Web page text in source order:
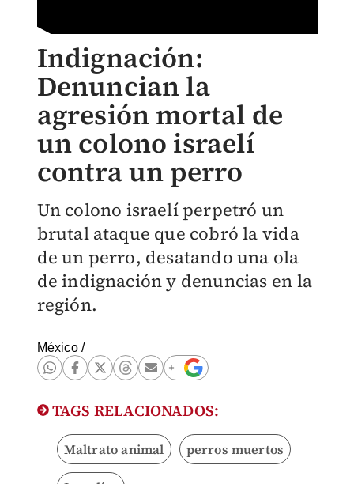
Indignación:
Denuncian la
agresión mortal de
un colono israelí
contra un perro
Un colono israelí perpetró un
brutal ataque que cobró la vida
de un perro, desatando una ola
de indignación y denuncias en la
región.
México/
TAGS RELACIONADOS:
Maltrato animal perros muertos